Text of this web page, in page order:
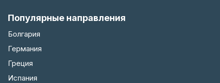
Популярные направления
Болгария
Германия
Греция
Испания